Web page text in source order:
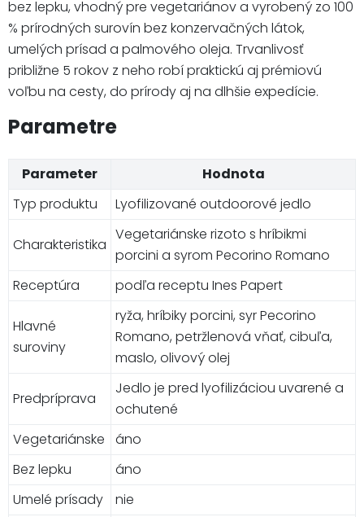
bez lepku, vhodný pre vegetariánov a vyrobený zo 100
% prírodných surovín bez konzervačných látok,
umelých prísad a palmového oleja. Trvanlivosť
približne 5 rokov z neho robí praktickú aj prémiovú
voľbu na cesty, do prírody aj na dlhšie expedície.
Parametre
Parameter
Hodnota
Typ produktu
Lyofilizované outdoorové jedlo
Charakteristika
Vegetariánske rizoto s hríbikmi
porcini a syrom Pecorino Romano
Receptúra
podľa receptu Ines Papert
Hlavné
suroviny
ryža, hríbiky porcini, syr Pecorino
Romano, petržlenová vňať, cibuľa,
maslo, olivový olej
Predpríprava
Jedlo je pred lyofilizáciou uvarené a
ochutené
Vegetariánske
áno
Bez lepku
áno
Umelé prísady
nie